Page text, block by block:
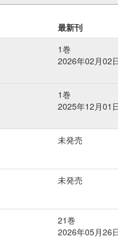
最新刊
1巻
2026年02月02
1巻
2025年12月01
未発売
未発売
21巻
2026年05月26